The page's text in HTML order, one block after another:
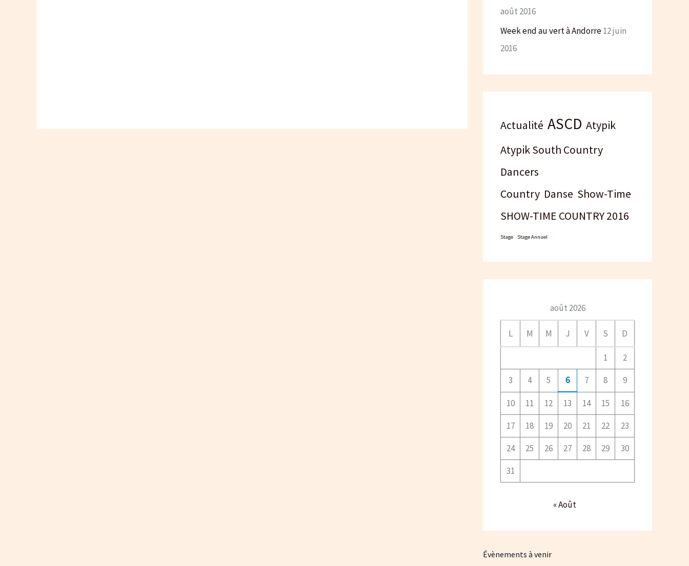
août 2016
Week end au vert à Andorre12 juin
2016
Actualité ASCD Atypik
Atypik South Country
Dancers
Country Danse Show-Time
SHOW-TIME COUNTRY 2016
Stage Stage Annuel
août 2026
L M M J V S D
1
2
3
4 5 6 7 8 9
10 11 12 13 14 15
16
17
18 19 20 21 22
23
24
25 26 27 28 29
30
31
« Août
Évènements à venir